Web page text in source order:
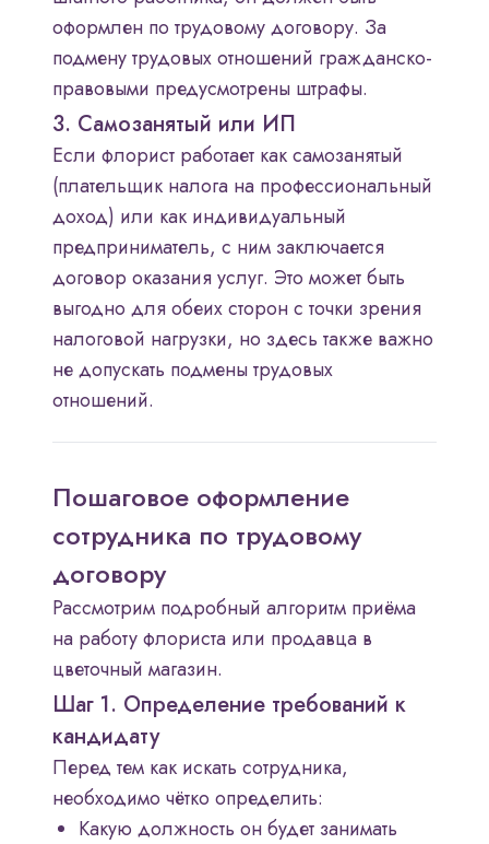
оформлен по трудовому договору. За
подмену трудовых отношений гражданско-
правовыми предусмотрены штрафы.
3. Самозанятый или ИП
Если флорист работает как самозанятый
(плательщик налога на профессиональный
доход) или как индивидуальный
предприниматель, с ним заключается
договор оказания услуг. Это может быть
выгодно для обеих сторон с точки зрения
налоговой нагрузки, но здесь также важно
не допускать подмены трудовых
отношений.
Пошаговое оформление
сотрудника по трудовому
договору
Рассмотрим подробный алгоритм приёма
на работу флориста или продавца в
цветочный магазин.
Шаг 1. Определение требований к
кандидату
Перед тем как искать сотрудника,
необходимо чётко определить:
Какую должность он будет занимать